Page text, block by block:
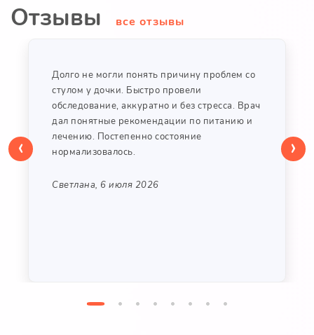
Отзывы все отзывы
Долго не могли понять причину проблем со
стулом у дочки. Быстро провели
обследование, аккуратно и без стресса. Врач
дал понятные рекомендации по питанию и
лечению. Постепенно состояние
нормализовалось.
Светлана, 6 июля 2026
‹ ›